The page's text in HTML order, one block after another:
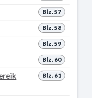
Blz. 57
Blz. 58
Blz. 59
Blz. 60
Blz. 61